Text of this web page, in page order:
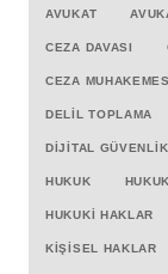
AVUKAT
CEZA DAVASI
CEZA
DELIL TOPLAMA
DIJITAL GÜVENLIK
HUKUK
HUKUKI HAKLAR
KIŞISEL HAKLAR